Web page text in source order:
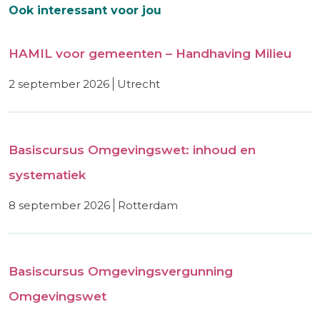
Ook interessant voor jou
HAMIL voor gemeenten – Handhaving Milieu
2 september 2026 utrecht
Basiscursus Omgevingswet: inhoud en
systematiek
8 september 2026 rotterdam
Basiscursus Omgevingsvergunning
Omgevingswet